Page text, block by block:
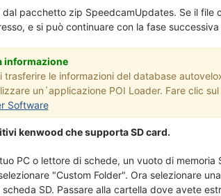
dal pacchetto zip SpeedcamUpdates. Se il file
e si può continuare con la fase
informazione
trasferire le informazioni del database
un´applicazione POI Loader. Fare clic
Software
kenwood che supporta SD card.
PC o lettore di schede, un vuoto di memoria
"Custom Folder". Ora selezionare
scheda SD. Passare alla cartella dove avete